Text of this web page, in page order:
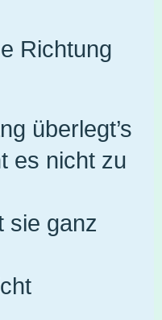
Richtung
überlegt’s
es nicht zu
sie ganz